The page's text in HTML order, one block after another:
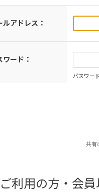
ルアドレス：
ワード：
パスワー
共有
利用の方・会